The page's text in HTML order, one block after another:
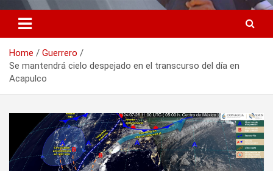
Jlanoticias
Información relevante en tiempo real.
Home
Guerrero
Se mantendrá cielo despejado en el transcurso del día en
Acapulco